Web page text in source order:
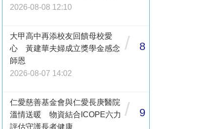
2026-08-08 12:10
大甲高中再添校友回饋母校愛
心 黃建華夫婦成立獎學金感念
師恩
2026-08-07 14:02
/ 8
仁愛慈善基金會與仁愛長庚醫院
溫情送暖 物資結合ICOPE六力
評估守護長者健康
/ 9